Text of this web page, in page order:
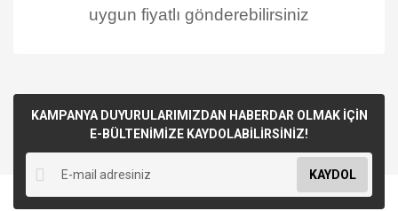
uygun fiyatlı gönderebilirsiniz
KAMPANYA DUYURULARIMIZDAN HABERDAR OLMAK İÇİN
E-BÜLTENİMİZE KAYDOLABİLİRSİNİZ!
KAYDOL